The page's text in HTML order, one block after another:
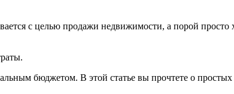
с целью продажи недвижимости, а порой просто
бюджетом. В этой статье вы прочтете о